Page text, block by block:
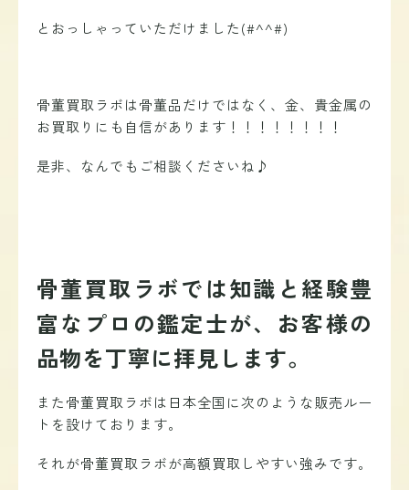
とおっしゃっていただけました(#^^#)
骨董買取ラボは骨董品だけではなく、金、貴金属の
お買取りにも自信があります！！！！！！！！
是非、なんでもご相談くださいね♪
骨董買取ラボでは知識と経験豊
富なプロの鑑定士が、お客様の
品物を丁寧に拝見します。
また骨董買取ラボは日本全国に次のような販売ルー
トを設けております。
それが骨董買取ラボが高額買取しやすい強みです。